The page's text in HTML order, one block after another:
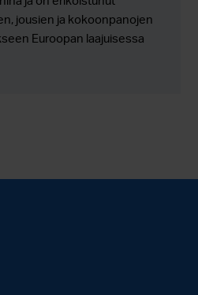
jousien ja kokoonpanojen
Euroopan laajuisessa